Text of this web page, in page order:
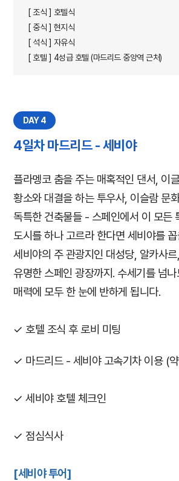
[ 조식 ] 호텔식
[ 중식 ] 현지식
[ 석식 ] 자유식
[ 호텔 ] 4성급 호텔 (마드리드 중앙역 근처)
DAY 4
4일차 마드리드 - 세비야
플라멩코 춤을 주는 매혹적인 댄서, 이
황소와 대결을 하는 투우사, 이슬람 문
독특한 건축물들 - 스페인에서 이 모든
도시를 하나 고르라 한다면 세비야를
세비야의 주 관광지인 대성당, 알카사
유명한 스페인 광장까지. 수세기를 넘나
매력에 모두 한 눈에 반하게 됩니다.
✓ 호텔 조식 후 로비 미팅
✓ 마드리드 - 세비야 고속기차 이용 (
✓ 세비야 호텔 체크인
✓ 점심식사
[세비야 투어]